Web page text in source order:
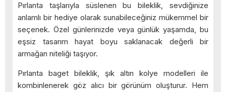
Pırlanta taşlarıyla süslenen bu bileklik, sevdiğinize
anlamlı bir hediye olarak sunabileceğiniz mükemmel bir
seçenek. Özel günlerinizde veya günlük yaşamda, bu
eşsiz tasarım hayat boyu saklanacak değerli bir
armağan niteliği taşıyor.
Pırlanta baget bileklik, şık altın kolye modelleri ile
kombinlenerek göz alıcı bir görünüm oluşturur. Hem